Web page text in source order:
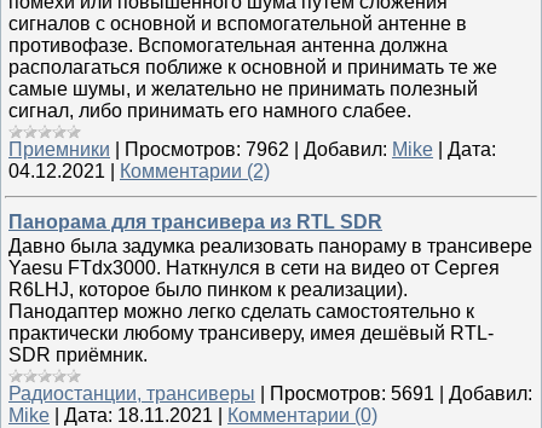
сигналов с основной и вспомогательной антенне в
противофазе. Вспомогательная антенна должна
располагаться поближе к основной и принимать те же
самые шумы, и желательно не принимать полезный
сигнал, либо принимать его намного слабее.
Приемники
Просмотров: 7962 Добавил: Mike
Дата:
04.12.2021
Комментарии (2)
Панорама для трансивера из RTL SDR
Давно была задумка реализовать панораму в трансивере
Yaesu FTdx3000. Наткнулся в сети на видео от Сергея
R6LHJ, которое было пинком к реализации).
Панодаптер можно легко сделать самостоятельно к
практически любому трансиверу, имея дешёвый RTL-
SDR приёмник.
Радиостанции, трансиверы
Просмотров: 5691
Добавил:
Mike
Дата: 18.11.2021 Комментарии (0)